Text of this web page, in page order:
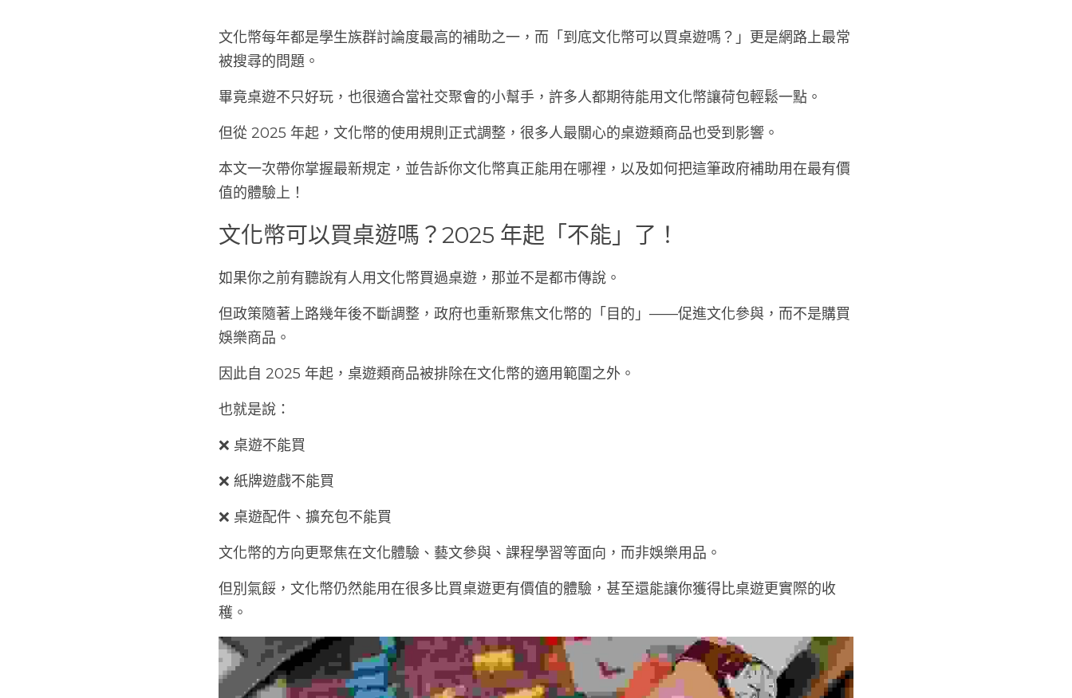
文化幣每年都是學生族群討論度最高的補助之一，而「到底文化幣可以買桌遊嗎？」更是網路上最常
被搜尋的問題。
畢竟桌遊不只好玩，也很適合當社交聚會的小幫手，許多人都期待能用文化幣讓荷包輕鬆一點。
但從 2025 年起，文化幣的使用規則正式調整，很多人最關心的桌遊類商品也受到影響。
本文一次帶你掌握最新規定，並告訴你文化幣真正能用在哪裡，以及如何把這筆政府補助用在最有價
值的體驗上！
文化幣可以買桌遊嗎？2025 年起「不能」了！
如果你之前有聽說有人用文化幣買過桌遊，那並不是都市傳說。
但政策隨著上路幾年後不斷調整，政府也重新聚焦文化幣的「目的」——促進文化參與，而不是購買
娛樂商品。
因此自 2025 年起，桌遊類商品被排除在文化幣的適用範圍之外。
也就是說：
❌ 桌遊不能買
❌ 紙牌遊戲不能買
❌ 桌遊配件、擴充包不能買
文化幣的方向更聚焦在文化體驗、藝文參與、課程學習等面向，而非娛樂用品。
但別氣餒，文化幣仍然能用在很多比買桌遊更有價值的體驗，甚至還能讓你獲得比桌遊更實際的收
穫。